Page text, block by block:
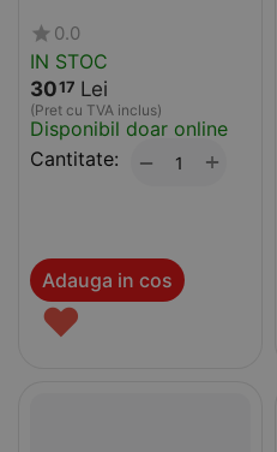
0.0
IN STOC
3017 Lei
(Pret cu TVA inclus)
Disponibil doar online
Cantitate:
+
−
Adauga in cos
♥